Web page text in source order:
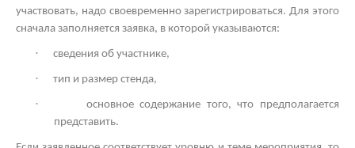
участвовать, надо своевременно зарегистрироваться. Для этого
сначала заполняется заявка, в которой указываются:
· сведения об участнике,
· тип и размер стенда,
·
основное содержание того, что предполагается
представить.